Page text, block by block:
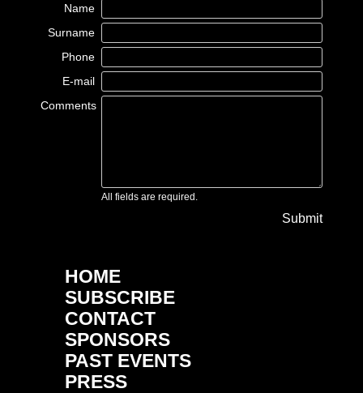
Name
Surname
Phone
E-mail
Comments
All fields are required.
Submit
HOME
SUBSCRIBE
CONTACT
SPONSORS
PAST EVENTS
PRESS